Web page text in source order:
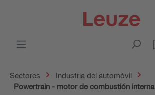
Sectores
Industria del automóvil
Powertrain - motor de combustión interna